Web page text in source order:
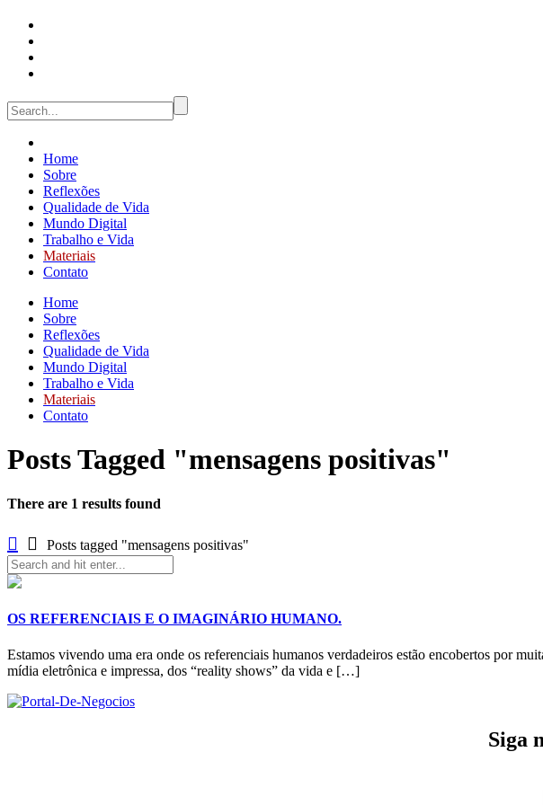
Home
Sobre
Reflexões
Qualidade de Vida
Mundo Digital
Trabalho e Vida
Materiais
Contato
Home
Sobre
Reflexões
Qualidade de Vida
Mundo Digital
Trabalho e Vida
Materiais
Contato
Posts Tagged "mensagens positivas"
There are 1 results found
Posts tagged "mensagens positivas"
OS REFERENCIAIS E O IMAGINÁRIO HUMANO.
Estamos vivendo uma era onde os referenciais humanos verdadeiros estão encobertos por
mídia eletrônica e impressa, dos “reality shows” da vida e […]
Siga